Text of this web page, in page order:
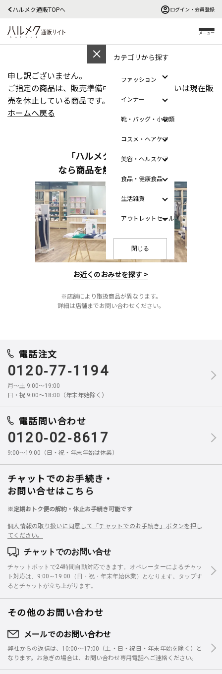
ハルメク通販TOPへ ログイン・会員登録
メニュー
カテゴリから探す
ファッション
インナー
靴・バッグ・小物類
コスメ・ヘアケア
美容・ヘルスケア
食品・健康食品
生活雑貨
アウトレットセール
閉じる
申し訳ございません。
ご指定の商品は、販売準備中、販売終了、あるいは現在販
売を休止している商品です。
ホームへ戻る
「ハルメクのおみせ」
なら商品を触って選べます
お近くのおみせを探す >
※店舗により取扱商品が異なります。
詳細は店舗までお問い合わせください。
電話注文
0120-77-1194
月～土 9:00～19:00
日・祝 9:00～18:00（年末年始除く）
電話問い合わせ
0120-02-8617
9:00～19:00（日・祝・年末年始は休業）
チャットでのお手続き・
お問い合せはこちら
※定期おトク便の解約・休止お手続き可能です
個人情報の取り扱いに同意して「チャットでのお手続き」ボタンを押し
てください。
チャットでのお問い合せ
チャットボットで24時間自動対応できます。オペレーターによるチャッ
ト対応は、9:00～19:00（日・祝・年末年始休業）となります。タップす
るとチャットが立ち上がります。
その他のお問い合わせ
メールでのお問い合わせ
弊社からの返信は、10:00～17:00（土・日・祝日・年末年始を除く）と
なります。お急ぎの場合は、お問い合わせ専用電話へご連絡ください。